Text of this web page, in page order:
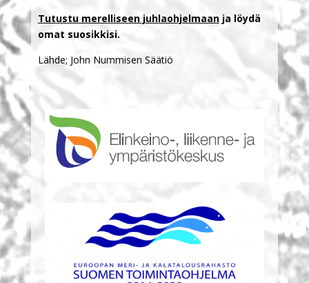
Tutustu merelliseen juhlaohjelmaanja löydä
omat suosikkisi.
Lähde; John Nummisen Säätiö